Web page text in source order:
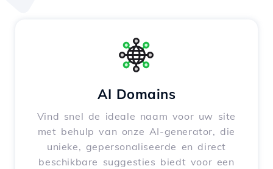
AI Domains
Vind snel de ideale naam voor uw site
met behulp van onze AI-generator, die
unieke, gepersonaliseerde en direct
beschikbare suggesties biedt voor een